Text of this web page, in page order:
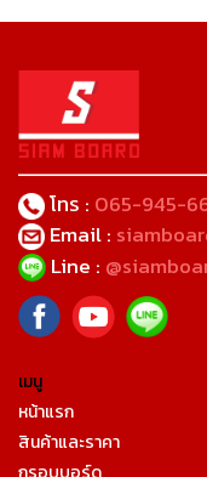
โทร : 065-945-
Email :
Line :
เมนู
หน้าแรก
สินค้าและราคา